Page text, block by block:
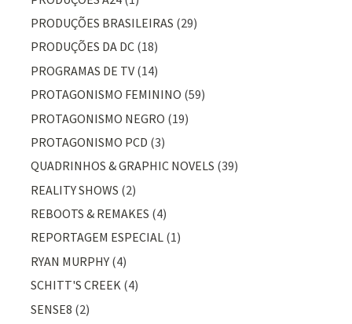
PRODUÇÕES BRASILEIRAS (29)
PRODUÇÕES DA DC (18)
PROGRAMAS DE TV (14)
PROTAGONISMO FEMININO (59)
PROTAGONISMO NEGRO (19)
PROTAGONISMO PCD (3)
QUADRINHOS & GRAPHIC NOVELS (39)
REALITY SHOWS (2)
REBOOTS & REMAKES (4)
REPORTAGEM ESPECIAL (1)
RYAN MURPHY (4)
SCHITT'S CREEK (4)
SENSE8 (2)